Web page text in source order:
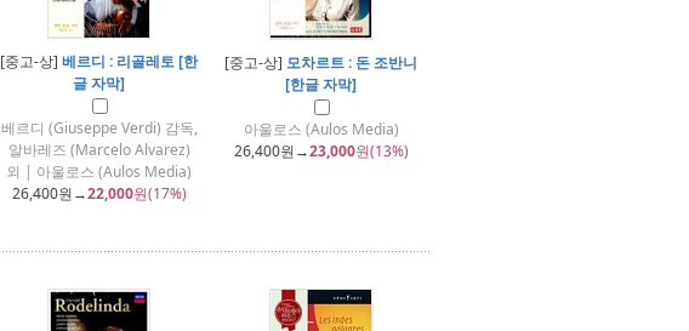
[중고-상] 베르디 : 리골레토 [한
글 자막]
베르디 (Giuseppe Verdi) 감독,
알바레즈 (Marcelo Alvarez)
외 | 아울로스 (Aulos Media)
26,400원→22,000원(17%)
[중고-상] 모차르트 : 돈 조반니
[한글 자막]
아울로스 (Aulos Media)
26,400원→23,000원(13%)